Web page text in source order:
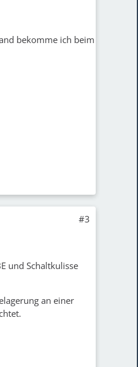
bekomme ich beim
#3
und Schaltkulisse
an einer